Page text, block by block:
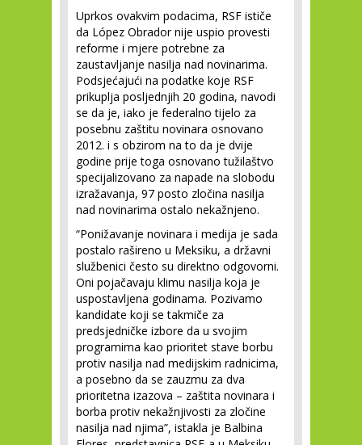
Uprkos ovakvim podacima, RSF ističe
da López Obrador nije uspio provesti
reforme i mjere potrebne za
zaustavljanje nasilja nad novinarima.
Podsjećajući na podatke koje RSF
prikuplja posljednjih 20 godina, navodi
se da je, iako je federalno tijelo za
posebnu zaštitu novinara osnovano
2012. i s obzirom na to da je dvije
godine prije toga osnovano tužilaštvo
specijalizovano za napade na slobodu
izražavanja, 97 posto zločina nasilja
nad novinarima ostalo nekažnjeno.
“Ponižavanje novinara i medija je sada
postalo rašireno u Meksiku, a državni
službenici često su direktno odgovorni.
Oni pojačavaju klimu nasilja koja je
uspostavljena godinama. Pozivamo
kandidate koji se takmiče za
predsjedničke izbore da u svojim
programima kao prioritet stave borbu
protiv nasilja nad medijskim radnicima,
a posebno da se zauzmu za dva
prioritetna izazova – zaštita novinara i
borba protiv nekažnjivosti za zločine
nasilja nad njima”, istakla je Balbina